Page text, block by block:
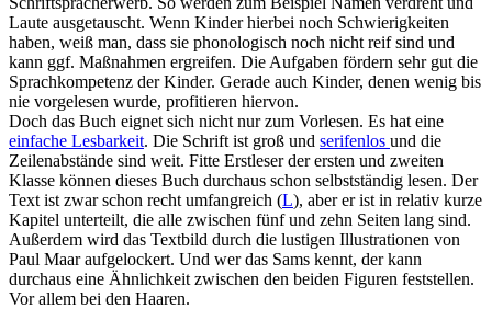
Laute ausgetauscht. Wenn Kinder hierbei noch Schwierigkeiten
haben, weiß man, dass sie phonologisch noch nicht reif sind und
kann ggf. Maßnahmen ergreifen. Die Aufgaben fördern sehr gut die
Sprachkompetenz der Kinder. Gerade auch Kinder, denen wenig bis
nie vorgelesen wurde, profitieren hiervon.
Doch das Buch eignet sich nicht nur zum Vorlesen. Es hat eine
einfache Lesbarkeit. Die Schrift ist groß und serifenlos und die
Zeilenabstände sind weit. Fitte Erstleser der ersten und zweiten
Klasse können dieses Buch durchaus schon selbstständig lesen. Der
Text ist zwar schon recht umfangreich (L), aber er ist in relativ kurze
Kapitel unterteilt, die alle zwischen fünf und zehn Seiten lang sind.
Außerdem wird das Textbild durch die lustigen Illustrationen von
Paul Maar aufgelockert. Und wer das Sams kennt, der kann
durchaus eine Ähnlichkeit zwischen den beiden Figuren feststellen.
Vor allem bei den Haaren.